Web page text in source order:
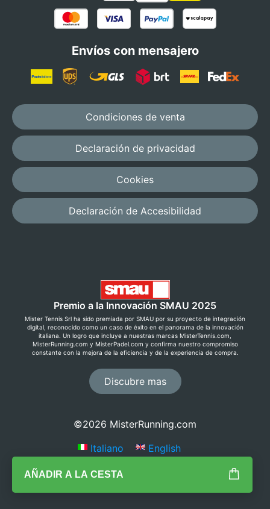
AÑADIR A LA CESTA
Envíos con mensajero
Condiciones de venta
Declaración de privacidad
Cookies
Declaración de Accesibilidad
Premio a la Innovación SMAU 2025
Mister Tennis Srl ha sido premiada por SMAU por su proyecto de integración
digital, reconocido como un caso de éxito en el panorama de la innovación
italiana. Un logro que incluye a nuestras marcas MisterTennis.com,
MisterRunning.com y MisterPadel.com y confirma nuestro compromiso
constante con la mejora de la eficiencia y de la experiencia de compra.
Discubre mas
©2026 MisterRunning.com
Italiano
English
Club!
precios exclusivos, devolución gratuita y muchas
otras ventajas.